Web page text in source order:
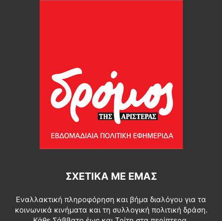
ΣΧΕΤΙΚΆ ΜΕ ΕΜΆΣ
Εναλλακτική πληροφόρηση και βήμα διαλόγου για τα
κοινωνικά κινήματα και τη συλλογική πολιτική δράση.